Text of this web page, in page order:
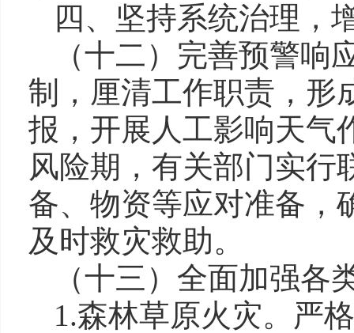
四、坚持系统治理，
（十二）完善预警
制，厘清工作职责，形
报，开展人工影响天气
风险期，有关部门实行
备、物资等应对准备，
及时救灾救助。
（十三）全面加强各
1.森林草原火灾。严